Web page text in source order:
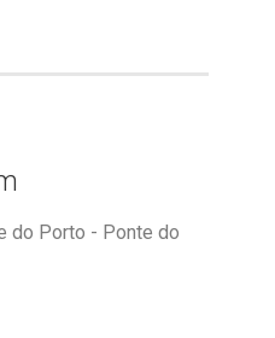
do Porto - Ponte do